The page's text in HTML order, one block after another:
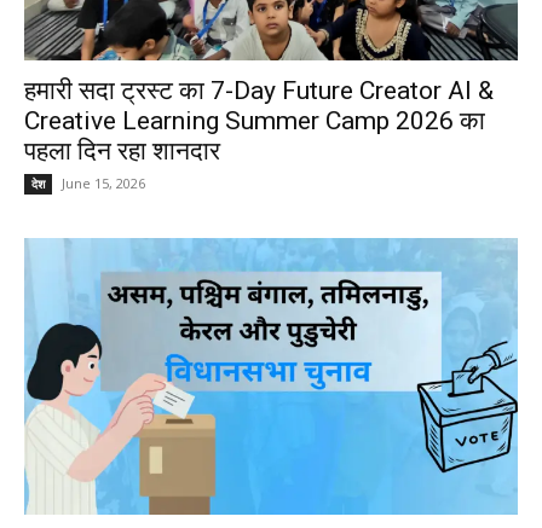
हमारी सदा ट्रस्ट का 7-Day Future Creator AI &
Creative Learning Summer Camp 2026 का
पहला दिन रहा शानदार
देश June 15, 2026